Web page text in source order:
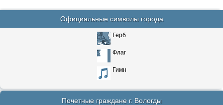
Официальные символы города
Герб
Флаг
Гимн
Почетные граждане г. Вологды